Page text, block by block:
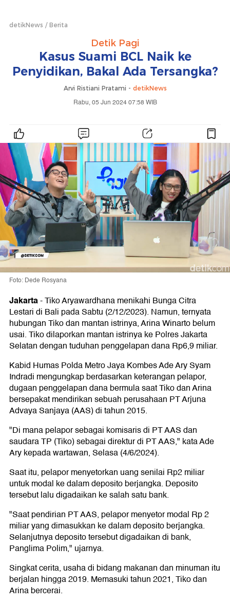
detikNews Berita
Detik Pagi
Kasus Suami BCL Naik ke
Penyidikan, Bakal Ada Tersangka?
Arvi Ristiani Pratami - detikNews
Rabu, 05 Jun 2024 07:58 WIB
Foto: Dede Rosyana
Jakarta-Tiko Aryawardhana menikahi Bunga Citra
Lestari di Bali pada Sabtu (2/12/2023). Namun, ternyata
hubungan Tiko dan mantan istrinya, Arina Winarto belum
usai. Tiko dilaporkan mantan istrinya ke Polres Jakarta
Selatan dengan tuduhan penggelapan dana Rp6,9 miliar.
Kabid Humas Polda Metro Jaya Kombes Ade Ary Syam
Indradi mengungkap berdasarkan keterangan pelapor,
dugaan penggelapan dana bermula saat Tiko dan Arina
bersepakat mendirikan sebuah perusahaan PT Arjuna
Advaya Sanjaya (AAS) di tahun 2015.
"Di mana pelapor sebagai komisaris di PT AAS dan
saudara TP (Tiko) sebagai direktur di PT AAS," kata Ade
Ary kepada wartawan, Selasa (4/6/2024).
Saat itu, pelapor menyetorkan uang senilai Rp2 miliar
untuk modal ke dalam deposito berjangka. Deposito
tersebut lalu digadaikan ke salah satu bank.
"Saat pendirian PT AAS, pelapor menyetor modal Rp 2
miliar yang dimasukkan ke dalam deposito berjangka.
Selanjutnya deposito tersebut digadaikan di bank,
Panglima Polim," ujarnya.
Singkat cerita, usaha di bidang makanan dan minuman itu
berjalan hingga 2019. Memasuki tahun 2021, Tiko dan
Arina bercerai.